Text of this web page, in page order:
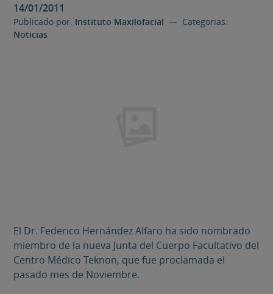
14/01/2011
Publicado por: Instituto Maxilofacial — Categorias:
Noticias
El Dr. Federico Hernández Alfaro ha sido nombrado
miembro de la nueva Junta del Cuerpo Facultativo del
Centro Médico Teknon, que fue proclamada el
pasado mes de Noviembre.